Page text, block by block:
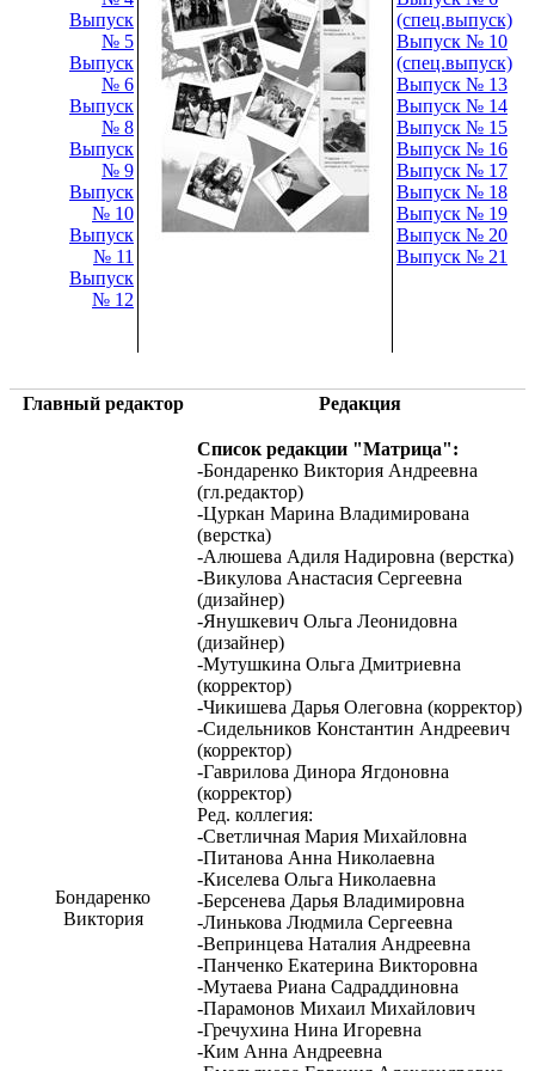
Выпуск
№ 5
Выпуск
№ 6
Выпуск
№ 8
Выпуск
№ 9
Выпуск
№ 10
Выпуск
№ 11
Выпуск
№ 12
(спец.выпуск)
Выпуск № 10
(спец.выпуск)
Выпуск № 13
Выпуск № 14
Выпуск № 15
Выпуск № 16
Выпуск № 17
Выпуск № 18
Выпуск № 19
Выпуск № 20
Выпуск № 21
Главный редактор Редакция
Бондаренко
Виктория
Список редакции "Матрица":
-Бондаренко Виктория Андреевна
(гл.редактор)
-Цуркан Марина Владимирована
(верстка)
-Алюшева Адиля Надировна (верстка)
-Викулова Анастасия Сергеевна
(дизайнер)
-Янушкевич Ольга Леонидовна
(дизайнер)
-Мутушкина Ольга Дмитриевна
(корректор)
-Чикишева Дарья Олеговна (корректор)
-Сидельников Константин Андреевич
(корректор)
-Гаврилова Динора Ягдоновна
(корректор)
Ред. коллегия:
-Светличная Мария Михайловна
-Питанова Анна Николаевна
-Киселева Ольга Николаевна
-Берсенева Дарья Владимировна
-Линькова Людмила Сергеевна
-Вепринцева Наталия Андреевна
-Панченко Екатерина Викторовна
-Мутаева Риана Садраддиновна
-Парамонов Михаил Михайлович
-Гречухина Нина Игоревна
-Ким Анна Андреевна